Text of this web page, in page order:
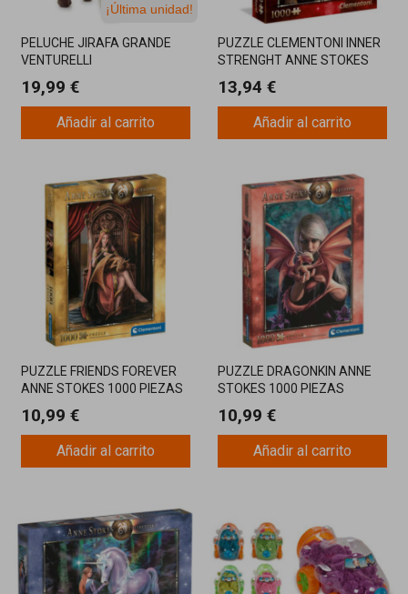
¡Última unidad!
PELUCHE JIRAFA GRANDE
VENTURELLI
19,99 €
Añadir al carrito
PUZZLE CLEMENTONI INNER
STRENGHT ANNE STOKES
1000 PIEZAS
13,94 €
Añadir al carrito
PUZZLE FRIENDS FOREVER
ANNE STOKES 1000 PIEZAS
CLE
10,99 €
Añadir al carrito
PUZZLE DRAGONKIN ANNE
STOKES 1000 PIEZAS
CLEMENTON
10,99 €
Añadir al carrito